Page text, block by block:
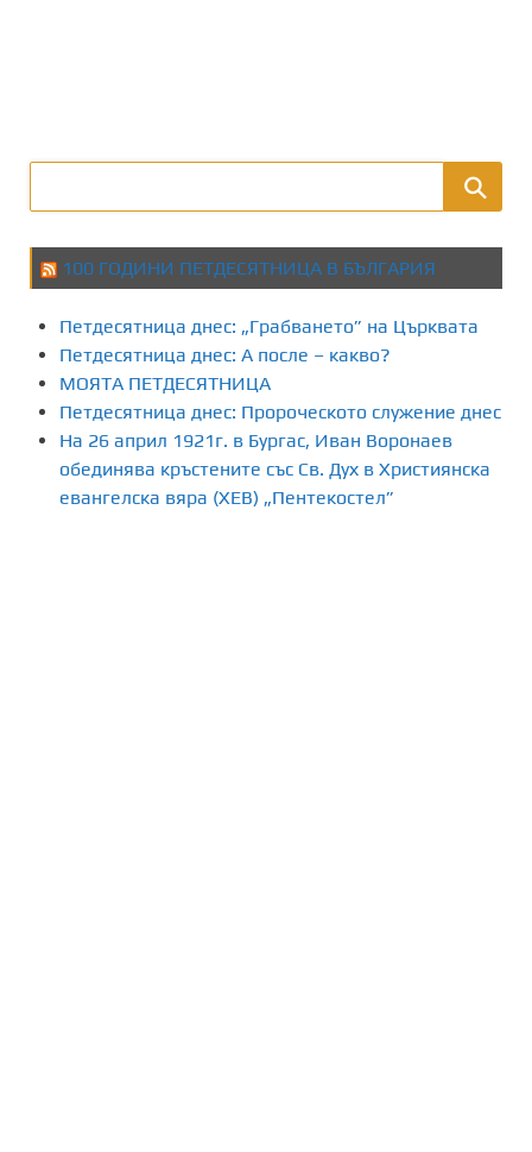
100 ГОДИНИ ПЕТДЕСЯТНИЦА В БЪЛГАРИЯ
Петдесятница днес: „Грабването” на Църквата
Петдесятница днес: А после – какво?
МОЯТА ПЕТДЕСЯТНИЦА
Петдесятница днес: Пророческото служение днес
На 26 април 1921г. в Бургас, Иван Воронаев
обединява кръстените със Св. Дух в Християнска
евангелска вяра (ХЕВ) „Пентекостел”